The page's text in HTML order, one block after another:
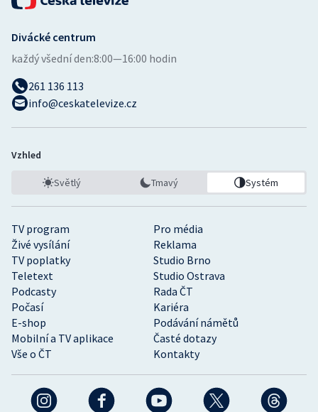
TV program
Pro média
Živé vysílání
Reklama
TV poplatky
Studio Brno
Teletext
Studio Ostrava
Podcasty
Rada ČT
Počasí
Kariéra
E-shop
Podávání námětů
Mobilní a TV aplikace
Časté dotazy
Vše o ČT
Kontakty
Divácké centrum
každý všední den:8:00—16:00 hodin
261 136 113
info@ceskatelevize.cz
Vzhled
Světlý Tmavý Systém